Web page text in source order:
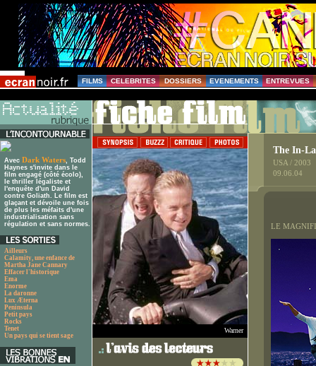
FILMS CELEBRITES DOSSIERS EVENEMENTS ENTREVUES
Avec Dark Waters, Todd
Haynes s'invite dans le
film engagé (côté écolo),
le thriller légaliste et
l'enquête d'un David
contre Goliath. Le film est
glaçant et dévoile une fois
de plus les méfaits d'une
industrialisation sans
régulation et sans normes.
Ailleurs
Calamity, une enfance de
Martha Jane Cannary
Effacer l'historique
Ema
Enorme
La daronne
Lux Æterna
Peninsula
Petit pays
Rocks
Tenet
Un pays qui se tient sage
Warner
The In-
USA / 2003
09.06.04
LE